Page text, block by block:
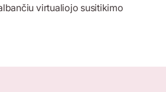
virtualiojo susitikimo